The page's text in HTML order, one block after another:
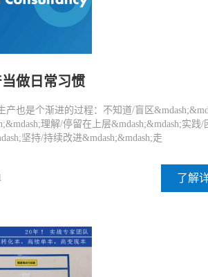
做日常习惯
也是个渐进的过程：不知道/盲区
理解/停留在上层&mdash;&mdash;实践/
坚持/持续改进&mdash;&mdash;走
了解